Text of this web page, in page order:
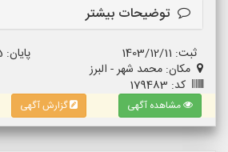
توضیحات بیشتر
ثبت: 1403/12/11
پایان: 1404/12/05
مکان: محمد شهر - البرز
کد: 179483
مشاهده آگهی گزارش آگهی